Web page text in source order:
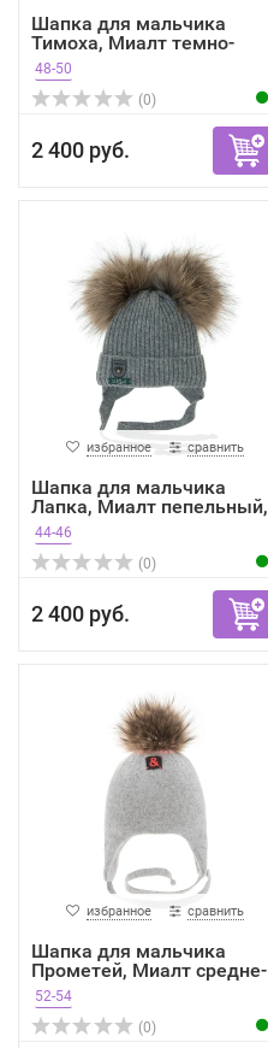
Шапка для мальчика
Тимоха, Миалт темно-
сини...
48-50
(0)
2 400 руб.
избранное сравнить
Шапка для мальчика
Лапка, Миалт пепельный,
...
44-46
(0)
2 400 руб.
избранное сравнить
Шапка для мальчика
Прометей, Миалт средне-
с...
52-54
(0)